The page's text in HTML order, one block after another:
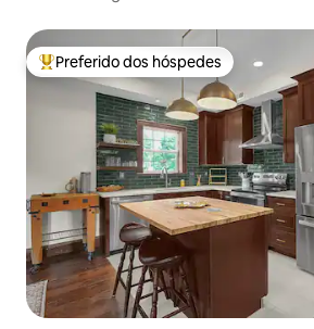
Entre os melhores preferidos dos
Preferido dos hóspedes